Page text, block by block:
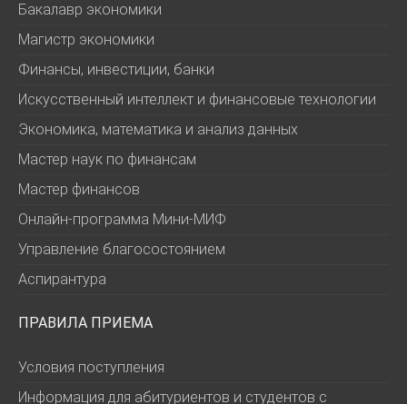
Бакалавр экономики
Магистр экономики
Финансы, инвестиции, банки
Искусственный интеллект и финансовые технологии
Экономика, математика и анализ данных
Мастер наук по финансам
Мастер финансов
Онлайн-программа Мини-МИФ
Управление благосостоянием
Аспирантура
ПРАВИЛА ПРИЕМА
Условия поступления
Информация для абитуриентов и студентов с